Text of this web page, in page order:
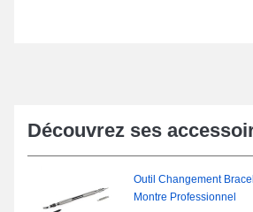
Découvrez ses
Outil Changement
Montre Professionnel